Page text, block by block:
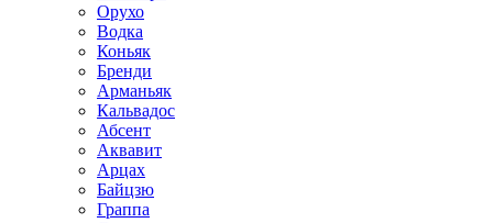
Орухо
Водка
Коньяк
Бренди
Арманьяк
Кальвадос
Абсент
Аквавит
Арцах
Байцзю
Граппа